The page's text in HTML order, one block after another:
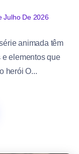
Julho De 2026
animada têm
elementos que
herói O...